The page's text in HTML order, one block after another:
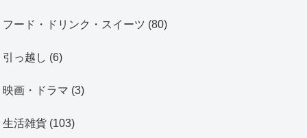
フード・ドリンク・スイーツ (80)
引っ越し (6)
映画・ドラマ (3)
生活雑貨 (103)